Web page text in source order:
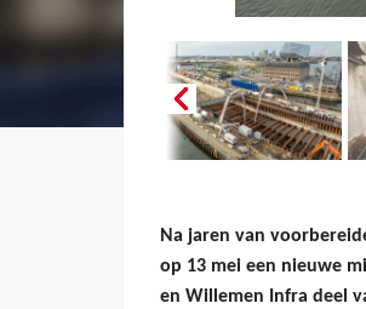
Na jaren van
op 13 mei een nieuwe
en Willemen Infra deel